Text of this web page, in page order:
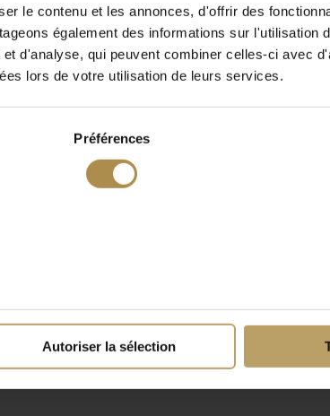
le contenu et les annonces, d'offrir des
également des informations sur l'utilisation
d'analyse, qui peuvent combiner celles-ci avec
lors de votre utilisation de leurs services.
Préférences
Autoriser la sélection